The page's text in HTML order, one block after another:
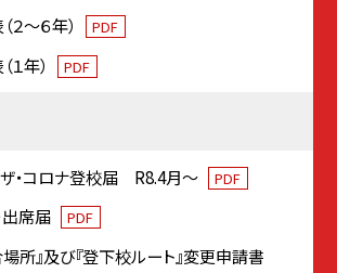
～６年） PDF
年） PDF
ザ・コロナ登校届 R8.4月～ PDF
出席届 PDF
所』及び『登下校ルート』変更申請書